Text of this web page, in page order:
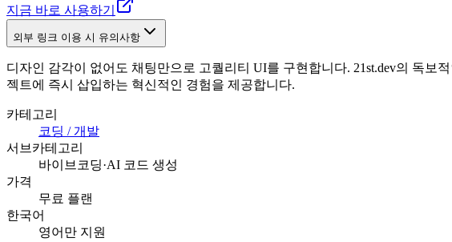
지금 바로 사용하기
외부 링크 이용 시 유의사항
디자인 감각이 없어도 채팅만으로 고퀄리티 UI를 구현합니다. 21st.dev의 독보
젝트에 즉시 삽입하는 혁신적인 경험을 제공합니다.
카테고리
코딩 / 개발
서브카테고리
바이브코딩·AI 코드 생성
가격
무료 플랜
한국어
영어만 지원